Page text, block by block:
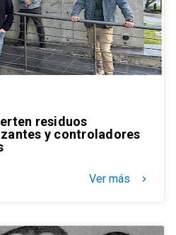
residuos
y controladores
Ver más keyboard_arrow_right